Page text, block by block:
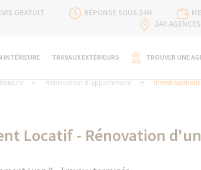
GRATUIT RÉPONSE SOUS 24H
240
INTÉRIEURE TRAVAUX EXTÉRIEURS TROUVER UNE
Rénovation d'appartement
Locatif - Rénovation